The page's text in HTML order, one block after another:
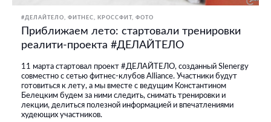
#ДЕЛАЙТЕЛО ФИТНЕС, КРОССФИТ ФОТО
Приближаем лето: стартовали тренировки
реалити-проекта #ДЕЛАЙТЕЛО
11 марта стартовал проект #ДЕЛАЙТЕЛО, созданный Slenergy
совместно с сетью фитнес-клубов Alliance. Участники будут
готовиться к лету, а мы вместе с ведущим Константином
Белецким будем за ними следить, снимать тренировки и
лекции, делиться полезной информацией и впечатлениями
худеющих участников.